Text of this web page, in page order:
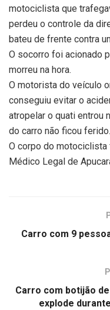
motociclista que
perdeu o controle da
bateu de frente contra
O socorro foi acionado
morreu na hora.
O motorista do veículo
conseguiu evitar o
atropelar o quati entrou
do carro não ficou ferido.
O corpo do motociclista
Médico Legal de
Carro com 9
Carro com botijão
explode